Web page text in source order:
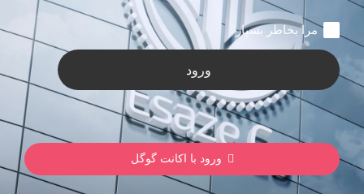
مرا بخاطر بسپار
ورود
ورود با اکانت گوگل